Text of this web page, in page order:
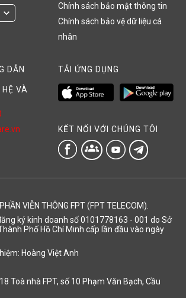
expand_more
Chính sách bảo mật thông tin
Chính sách bảo vệ dữ liệu cá
nhân
DẪN
HỆ VÀ
TẢI ỨNG DỤNG
KẾT NỐI VỚI CHÚNG TÔI
groups
VIỄN THÔNG FPT (FPT TELECOM).
ký kinh doanh số 0101778163 - 001 do Sở
Phố Hồ Chí Minh cấp lần đầu vào ngày
Hoàng Việt Anh
Toà nhà FPT, số 10 Phạm Văn Bạch, Cầu